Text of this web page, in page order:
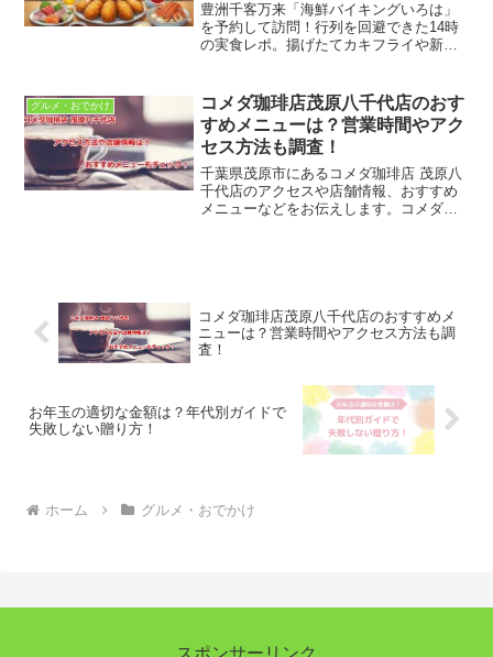
豊洲千客万来「海鮮バイキングいろは」
を予約して訪問！行列を回避できた14時
の実食レポ。揚げたてカキフライや新鮮
詳しく解説します。
グルメ・おでかけ
コメダ珈琲店茂原八千代店のおす
すめメニューは？営業時間やアク
セス方法も調査！
千葉県茂原市にあるコメダ珈琲店 茂原八
千代店のアクセスや店舗情報、おすすめ
メニューなどをお伝えします。コメダ珈
コメダ珈琲店茂原八千代店のおすすめメ
ニューは？営業時間やアクセス方法も調
査！
お年玉の適切な金額は？年代別ガイドで
失敗しない贈り方！
ホーム グルメ・おでかけ
スポンサーリンク